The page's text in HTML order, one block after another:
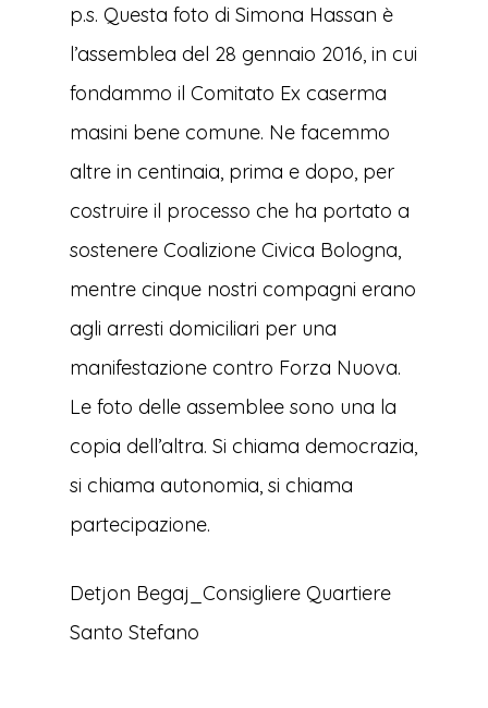
p.s. Questa foto di Simona Hassan è
l’assemblea del 28 gennaio 2016, in cui
fondammo il Comitato Ex caserma
masini bene comune. Ne facemmo
altre in centinaia, prima e dopo, per
costruire il processo che ha portato a
sostenere Coalizione Civica Bologna,
mentre cinque nostri compagni erano
agli arresti domiciliari per una
manifestazione contro Forza Nuova.
Le foto delle assemblee sono una la
copia dell’altra. Si chiama democrazia,
si chiama autonomia, si chiama
partecipazione.
Detjon Begaj_Consigliere Quartiere
Santo Stefano